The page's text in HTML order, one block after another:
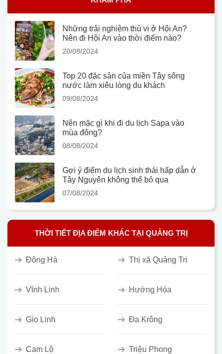
Những trải nghiệm thú vị ở Hội An?
Nên đi Hội An vào thời điểm nào?
20/08/2024
Top 20 đặc sản của miền Tây sông
nước làm xiêu lòng du khách
09/08/2024
Nên mặc gì khi đi du lịch Sapa vào
mùa đông?
08/08/2024
Gợi ý điểm du lịch sinh thái hấp dẫn ở
Tây Nguyên không thể bỏ qua
07/08/2024
THỜI TIẾT ĐỊA ĐIỂM KHÁC TẠI QUẢNG TRỊ
Đông Hà Thị xã Quảng Trị
Vĩnh Linh Hướng Hóa
Gio Linh Đa Krông
Cam Lộ Triệu Phong